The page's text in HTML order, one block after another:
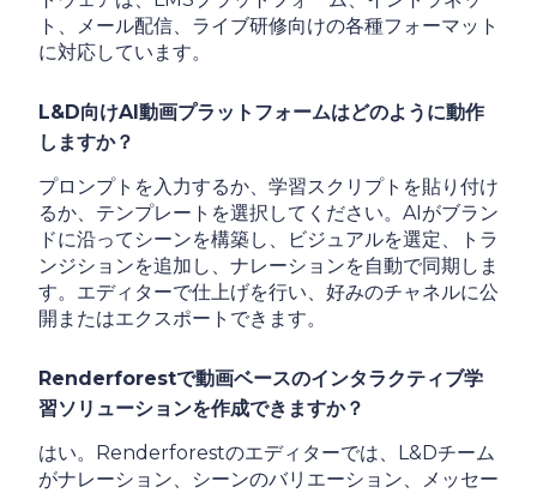
ト、メール配信、ライブ研修向けの各種フォーマット
に対応しています。
L&D向けAI動画プラットフォームはどのように動作
しますか？
プロンプトを入力するか、学習スクリプトを貼り付け
るか、テンプレートを選択してください。AIがブラン
ドに沿ってシーンを構築し、ビジュアルを選定、トラ
ンジションを追加し、ナレーションを自動で同期しま
す。エディターで仕上げを行い、好みのチャネルに公
開またはエクスポートできます。
Renderforestで動画ベースのインタラクティブ学
習ソリューションを作成できますか？
はい。Renderforestのエディターでは、L&Dチーム
がナレーション、シーンのバリエーション、メッセー